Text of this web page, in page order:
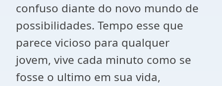
confuso diante do novo mundo de
possibilidades. Tempo esse que
parece vicioso para qualquer
jovem, vive cada minuto como se
fosse o ultimo em sua vida,